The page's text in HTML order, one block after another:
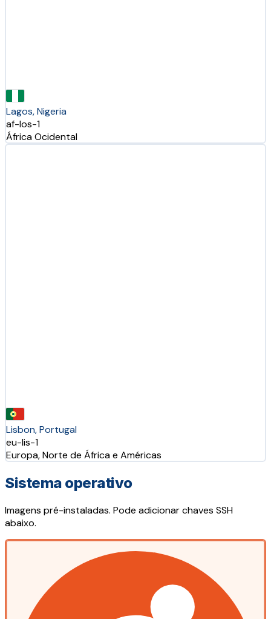
Lagos, Nigeria
af-los-1
África Ocidental
Lisbon, Portugal
eu-lis-1
Europa, Norte de África e Américas
Sistema operativo
Imagens pré-instaladas. Pode adicionar chaves SSH
abaixo.